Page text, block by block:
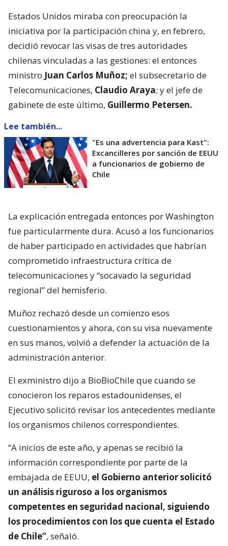
Estados Unidos miraba con preocupación la
iniciativa por la participación china y, en febrero,
decidió revocar las visas de tres autoridades
chilenas vinculadas a las gestiones: el entonces
ministro Juan Carlos Muñoz; el subsecretario de
Telecomunicaciones, Claudio Araya; y el jefe de
gabinete de este último, Guillermo Petersen.
Lee también...
"Es una advertencia para Kast":
Excancilleres por sanción de EEUU
a funcionarios de gobierno de
Chile
La explicación entregada entonces por Washington
fue particularmente dura. Acusó a los funcionarios
de haber participado en actividades que habrían
comprometido infraestructura crítica de
telecomunicaciones y “socavado la seguridad
regional” del hemisferio.
Muñoz rechazó desde un comienzo esos
cuestionamientos y ahora, con su visa nuevamente
en sus manos, volvió a defender la actuación de la
administración anterior.
El exministro dijo a BioBioChile que cuando se
conocieron los reparos estadounidenses, el
Ejecutivo solicitó revisar los antecedentes mediante
los organismos chilenos correspondientes.
“A inicios de este año, y apenas se recibió la
información correspondiente por parte de la
embajada de EEUU, el Gobierno anterior solicitó
un análisis riguroso a los organismos
competentes en seguridad nacional, siguiendo
los procedimientos con los que cuenta el Estado
de Chile”, señaló.